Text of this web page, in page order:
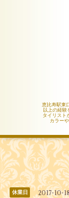
恵比寿駅東
以上の経験
タイリスト
カラー
休業日 2017-10-